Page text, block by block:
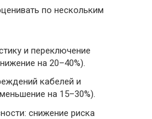
по нескольким
и переключение
на 20–40%).
кабелей и
на 15–30%).
снижение риска